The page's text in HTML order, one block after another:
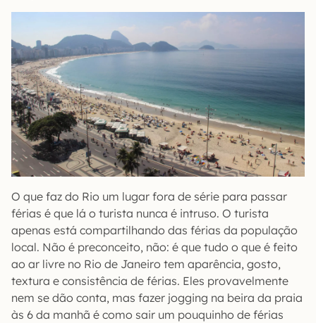
O que faz do Rio um lugar fora de série para passar
férias é que lá o turista nunca é intruso. O turista
apenas está compartilhando das férias da população
local. Não é preconceito, não: é que tudo o que é feito
ao ar livre no Rio de Janeiro tem aparência, gosto,
textura e consistência de férias. Eles provavelmente
nem se dão conta, mas fazer jogging na beira da praia
às 6 da manhã é como sair um pouquinho de férias